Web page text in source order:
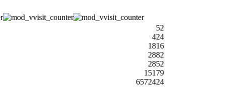
52
424
1816
2882
2852
15179
6572424